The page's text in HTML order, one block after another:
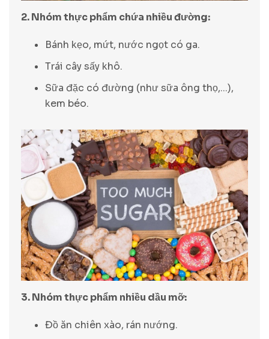
2. Nhóm thực phẩm chứa nhiều đường:
Bánh kẹo, mứt, nước ngọt có ga.
Trái cây sấy khô.
Sữa đặc có đường (như sữa ông thọ,...),
kem béo.
3. Nhóm thực phẩm nhiều dầu mỡ:
Đồ ăn chiên xào, rán nướng.